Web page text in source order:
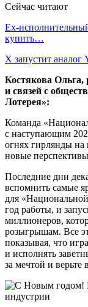
Сейчас читают
Ex-
купить…
X запустит аналог
Костякова Ольга,
и связей с
Лотерея»:
Команда
с наступающим
огнях гирлянды на
новые
Последние дни
вспомнить самые
для
год работы, и
миллионеров,
розыгрышам. Все
показывая, что
и исполнять
за мечтой и верьте